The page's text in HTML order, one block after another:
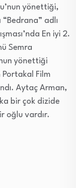
yönettiği,
adlı
En iyi 2.
Semra
yönettiği
Portakal Film
Aytaç Arman,
bir çok dizide
oğlu vardır.